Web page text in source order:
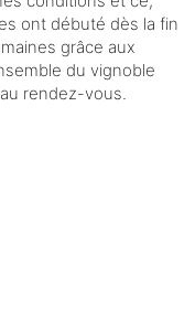
ont débuté dès la fin
grâce aux
du vignoble
rendez-vous.